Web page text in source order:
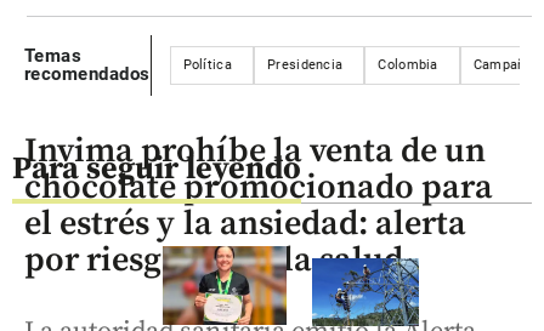
Temas
recomendados
Política Presidencia Colombia Campaña
Para seguir leyendo
Invima prohíbe la venta de un
chocolate promocionado para
el estrés y la ansiedad: alerta
por riesgos para la salud